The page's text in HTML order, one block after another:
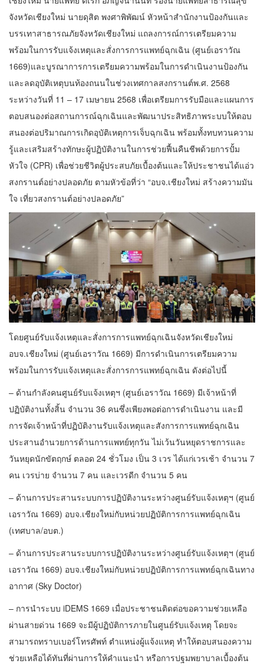
จังหวัดเชียงใหม่ นายดุสิต พงศาพิพัฒน์ หัวหน้าสำนักงานป้องกันและ
บรรเทาสาธารณภัยจังหวัดเชียงใหม่ แถลงการณ์การเตรียมความ
พร้อมในการรับแจ้งเหตุและสั่งการการแพทย์ฉุกเฉิน (ศูนย์เอราวัณ
1669)และบูรณาการการเตรียมความพร้อมในการดำเนินงานป้องกัน
และลดอุบัติเหตุบนท้องถนนในช่วงเทศกาลสงกรานต์พ.ศ. 2568
ระหว่างวันที่ 11 – 17 เมษายน 2568 เพื่อเตรียมการรับมือและแผนการ
ตอบสนองต่อสถานการณ์ฉุกเฉินและพัฒนาประสิทธิภาพระบบให้ตอบ
สนองต่อปริมาณการเกิดอุบัติเหตุการเจ็บฉุกเฉิน พร้อมทั้งทบทวนความ
รู้และเสริมสร้างทักษะผู้ปฏิบัติงานในการช่วยฟื้นคืนชีพด้วยการปั้ม
หัวใจ (CPR) เพื่อช่วยชีวิตผู้ประสบภัยเบื้องต้นและให้ประชาชนได้แอ่ว
สงกรานต์อย่างปลอดภัย ตามหัวข้อที่ว่า “อบจ.เชียงใหม่ สร้างความมัน
ใจ เที่ยวสงกรานต์อย่างปลอดภัย”
โดยศูนย์รับแจ้งเหตุและสั่งการการแพทย์ฉุกเฉินจังหวัดเชียงใหม่
อบจ.เชียงใหม่ (ศูนย์เอราวัณ 1669) มีการดำเนินการเตรียมความ
พร้อมในการรับแจ้งเหตุและสั่งการการแพทย์ฉุกเฉิน ดังต่อไปนี้
– ด้านกำลังคนศูนย์รับแจ้งเหตุฯ (ศูนย์เอราวัณ 1669) มีเจ้าหน้าที่
ปฏิบัติงานทั้งสิ้น จำนวน 36 คนซึ่งเพียงพอต่อการดำเนินงาน และมี
การจัดเจ้าหน้าที่ปฏิบัติงานรับแจ้งเหตุและสังการการแพทย์ฉุกเฉิน
ประสานอำนวยการด้านการแพทย์ทุกวัน ไม่เว้นวันหยุดราชการและ
วันหยุดนักขัตฤกษ์ ตลอด 24 ชั่วโมง เป็น 3 เวร ได้แก่เวรเช้า จำนวน 7
คน เวรบ่าย จำนวน 7 คน และเวรดีก จำนวน 5 คน
– ด้านการประสานระบบการปฏิบัติงานระหว่างศูนย์รับแจ้งเหตุฯ (ศูนย์
เอราวัณ 1669) อบจ.เชียงใหม่กับหน่วยปฏิบัติการการแพทย์ฉุกเฉิน
(เทศบาล/อบต.)
– ด้านการประสานระบบการปฏิบัติงานระหว่างศูนย์รับแจ้งเหตุฯ (ศูนย์
เอราวัณ 1669) อบจ.เชียงใหม่กับหน่วยปฏิบัติการการแพทย์ฉุกเฉินทาง
อากาศ (Sky Doctor)
– การนำระบบ iDEMS 1669 เมื่อประชาชนติดต่อขอความช่วยเหลือ
ผ่านสายด่วน 1669 จะมีผู้ปฏิบัติการภายในศูนย์รับแจ้งเหตุ โดยจะ
สามารถทราบเบอร์โทรศัพท์ ตำแหน่งผู้แจ้งแหตุ ทำให้ตอบสนองความ
ช่วยเหลือได้ทันที่ผ่านการให้คำแนะนำ หรือการปฐมพยาบาลเบื้องต้น